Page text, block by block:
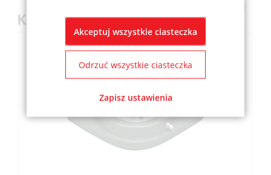
Klienci kupili również
Akceptuj wszystkie ciasteczka
Odrzuć wszystkie ciasteczka
Zapisz ustawienia